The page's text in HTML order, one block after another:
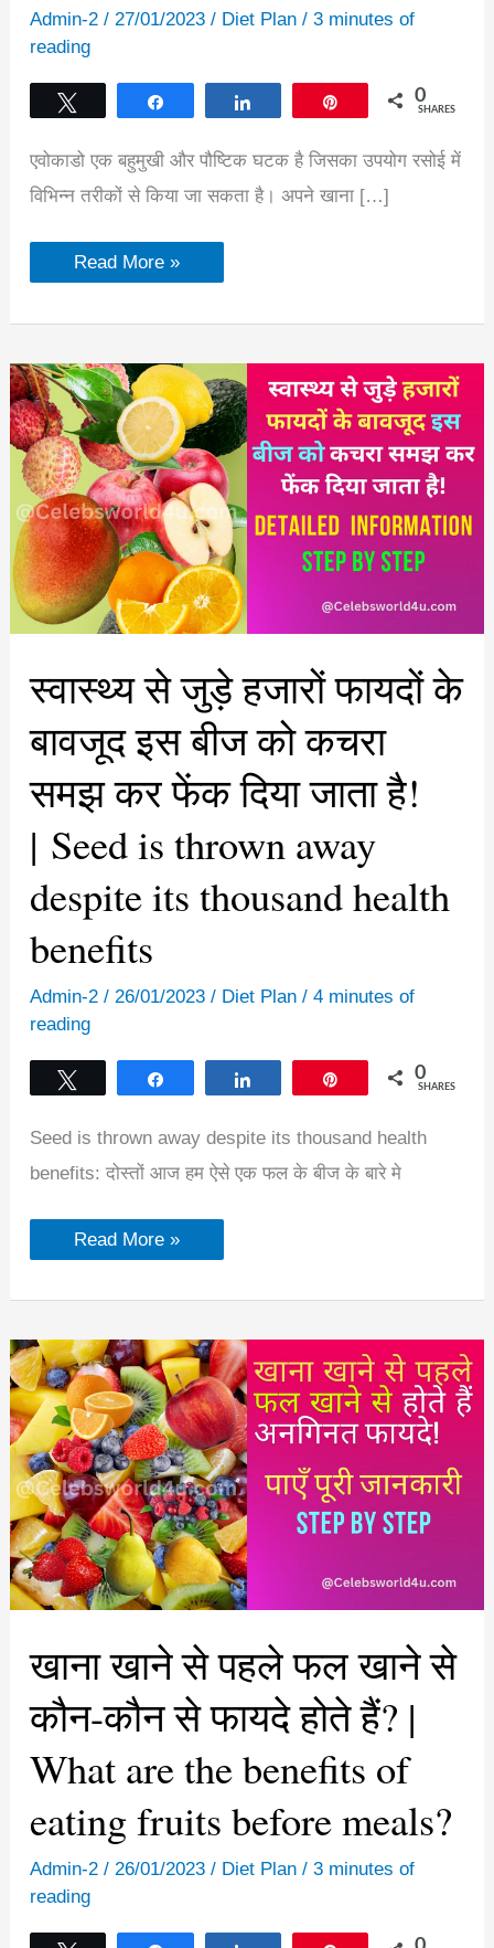
Admin-2 / 27/01/2023 / Diet Plan/ 3 minutes of
reading
0
SHARES
एवोकाडो एक बहुमुखी और पौष्टिक घटक है जिसका उपयोग रसोई में
विभिन्न तरीकों से किया जा सकता है। अपने खाना […]
अपने
कुकिंग
करने
के
10
रचनात्मक
तरीके!
|
10
Creative
Ways
to
Use
Avocado
in
Your
Cooking!
Read More »
स्वास्थ्य से जुड़े हजारों फायदों के
बावजूद इस बीज को कचरा
समझ कर फेंक दिया जाता है!
| Seed is thrown away
despite its thousand health
benefits
Admin-2 / 26/01/2023 / Diet Plan/ 4 minutes of
reading
0
SHARES
Seed is thrown away despite its thousand health
benefits: दोस्तों आज हम ऐसे एक फल के बीज के बारे मे
स्वास्थ्य
से
बावजूद
इस
बीज
को
कचरा
समझ
कर
फेंक
दिया
जाता
है!
| Seed
is
thrown
away
its
thousand
benefits
Read More »
खाना खाने से पहले फल खाने से
कौन-कौन से फायदे होते हैं? |
What are the benefits of
eating fruits before meals?
Admin-2 / 26/01/2023 / Diet Plan/ 3 minutes of
reading